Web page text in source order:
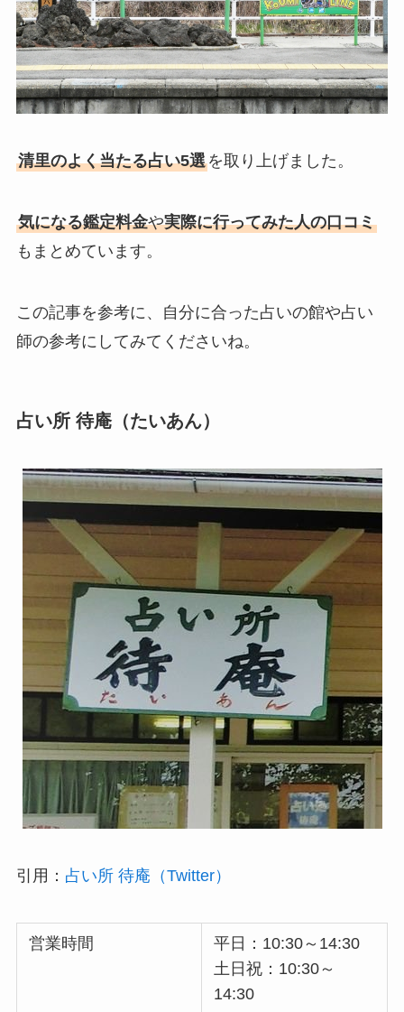
清里のよく当たる占い5選を取り上げました。
気になる鑑定料金や実際に行ってみた人の口コミ
もまとめています。
この記事を参考に、自分に合った占いの館や占い
師の参考にしてみてくださいね。
占い所 待庵（たいあん）
引用： 占い所 待庵（Twitter）
営業時間
平日：10:30～14:30
土日祝：10:30～
14:30